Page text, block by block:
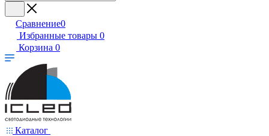
Сравнение0
Избранные товары 0
Корзина 0
Каталог